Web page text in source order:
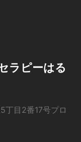
ラピーはる
目2番17号プロ